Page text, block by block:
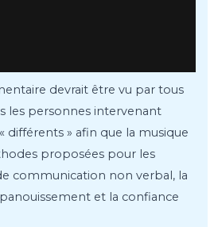
devrait être vu par tous
les personnes intervenant
différents » afin que la musique
proposées pour les
communication non verbal, la
et la confiance